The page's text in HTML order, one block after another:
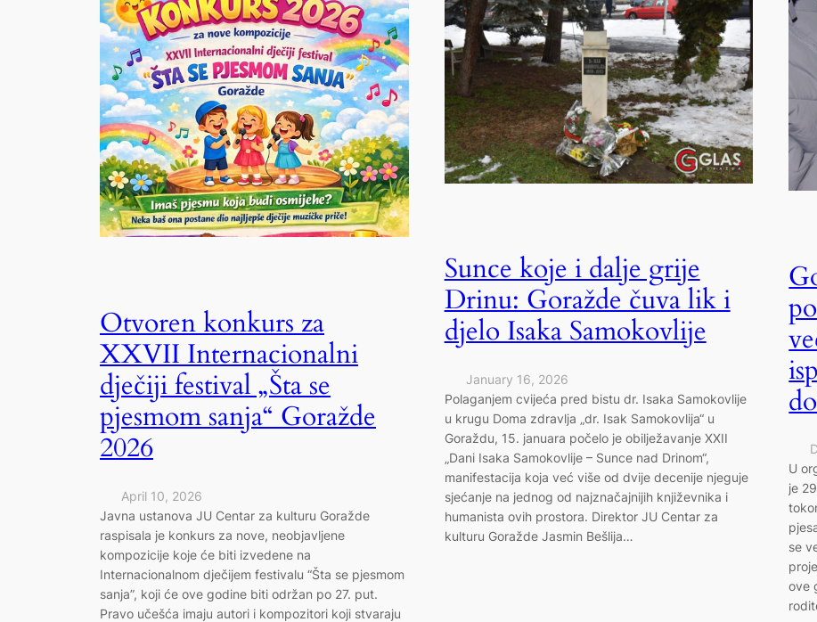
Otvoren konkurs za
XXVII Internacionalni
dječiji festival „Šta se
pjesmom sanja“ Goražde
2026
April 10, 2026
Javna ustanova JU Centar za kulturu Goražde
raspisala je konkurs za nove, neobjavljene
kompozicije koje će biti izvedene na
Internacionalnom dječijem festivalu “Šta se pjesmom
sanja”, koji će ove godine biti održan po 27. put.
Pravo učešća imaju autori i kompozitori koji stvaraju
Sunce koje i dalje grije
Drinu: Goražde čuva lik i
djelo Isaka Samokovlije
January 16, 2026
Polaganjem cvijeća pred bistu dr. Isaka Samokovlije
u krugu Doma zdravlja „dr. Isak Samokovlija“ u
Goraždu, 15. januara počelo je obilježavanje XXII
„Dani Isaka Samokovlije – Sunce nad Drinom“,
manifestacija koja već više od dvije decenije njeguje
sjećanje na jednog od najznačajnijih književnika i
humanista ovih prostora. Direktor JU Centar za
kulturu Goražde Jasmin Bešlija…
U
je
se
ove